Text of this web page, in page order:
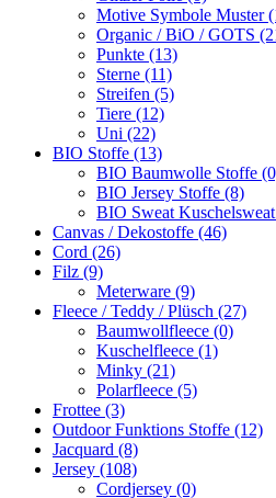
Motive Symbole Muster
Organic / BiO / GOTS
Punkte (13)
Sterne (11)
Streifen (5)
Tiere (12)
Uni (22)
BIO Stoffe (13)
BIO Baumwolle Stoffe
BIO Jersey Stoffe (8)
BIO Sweat
Canvas / Dekostoffe (46)
Cord (26)
Filz (9)
Meterware (9)
Fleece / Teddy / Plüsch (27)
Baumwollfleece (0)
Kuschelfleece (1)
Minky (21)
Polarfleece (5)
Frottee (3)
Outdoor Funktions Stoffe (12)
Jacquard (8)
Jersey (108)
Cordjersey (0)